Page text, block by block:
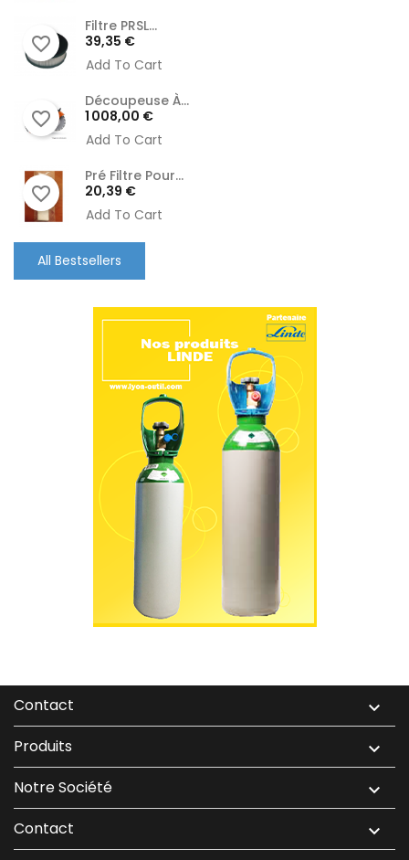
Filtre PRSL...
Prix
39,35 €
Add To Cart
favorite_border
Découpeuse À...
Prix
1 008,00 €
Add To Cart
favorite_border
Pré Filtre Pour...
Prix
20,39 €
Add To Cart
favorite_border
All Bestsellers
Contact 
Produits 
Notre Société 
Contact 